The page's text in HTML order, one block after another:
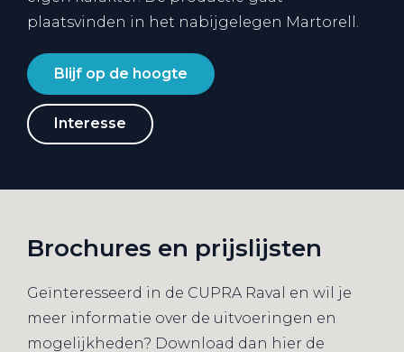
plaatsvinden in het nabijgelegen Martorell.
Blijf op de hoogte
Interesse
Brochures en prijslijsten
Geïnteresseerd in de CUPRA Raval en wil je
meer informatie over de uitvoeringen en
mogelijkheden? Download dan hier de